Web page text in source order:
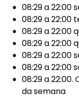
08:29 a 22:00
08:29 a 22:00
08:29 a 22:00
08:29 a 22:00
08:29 a 22:00
08:29 a 22:00
08:29 a
da semana